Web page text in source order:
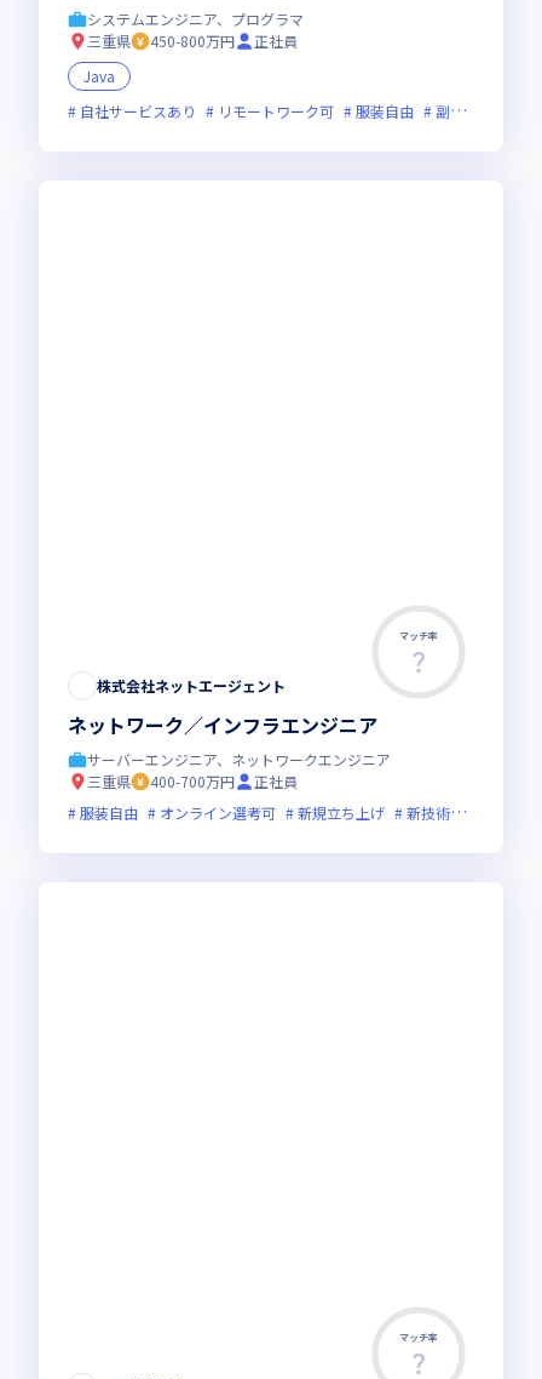
システムエンジニア、プログラマ
三重県
450-800万円
正社員
Java
自社サービスあり
リモートワーク可 服装自由 副業可
マッチ率
株式会社ネットエージェント
ネットワーク／インフラエンジニア
サーバーエンジニア、ネットワークエンジニア
三重県
400-700万円
正社員
服装自由
オンライン選考可 新規立ち上げ 新技術に積極的
マッチ率